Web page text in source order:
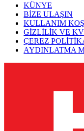
KÜNYE
BİZE ULAŞIN
KULLANIM
GİZLİLİK VE
ÇEREZ
AYDINLATMA